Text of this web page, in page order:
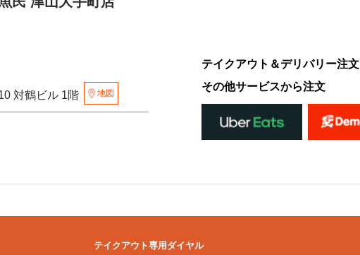
対鶴ビル 1階 地図
テイクアウト＆デリバリー注文
その他サービスから注文
テイクアウト専用ダイヤル